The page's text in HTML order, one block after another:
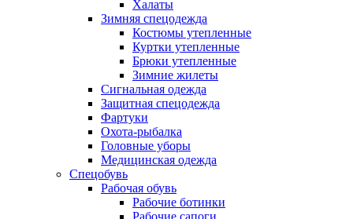
Халаты
Зимняя спецодежда
Костюмы утепленные
Куртки утепленные
Брюки утепленные
Зимние жилеты
Сигнальная одежда
Защитная спецодежда
Фартуки
Охота-рыбалка
Головные уборы
Медицинская одежда
Спецобувь
Рабочая обувь
Рабочие ботинки
Рабочие сапоги